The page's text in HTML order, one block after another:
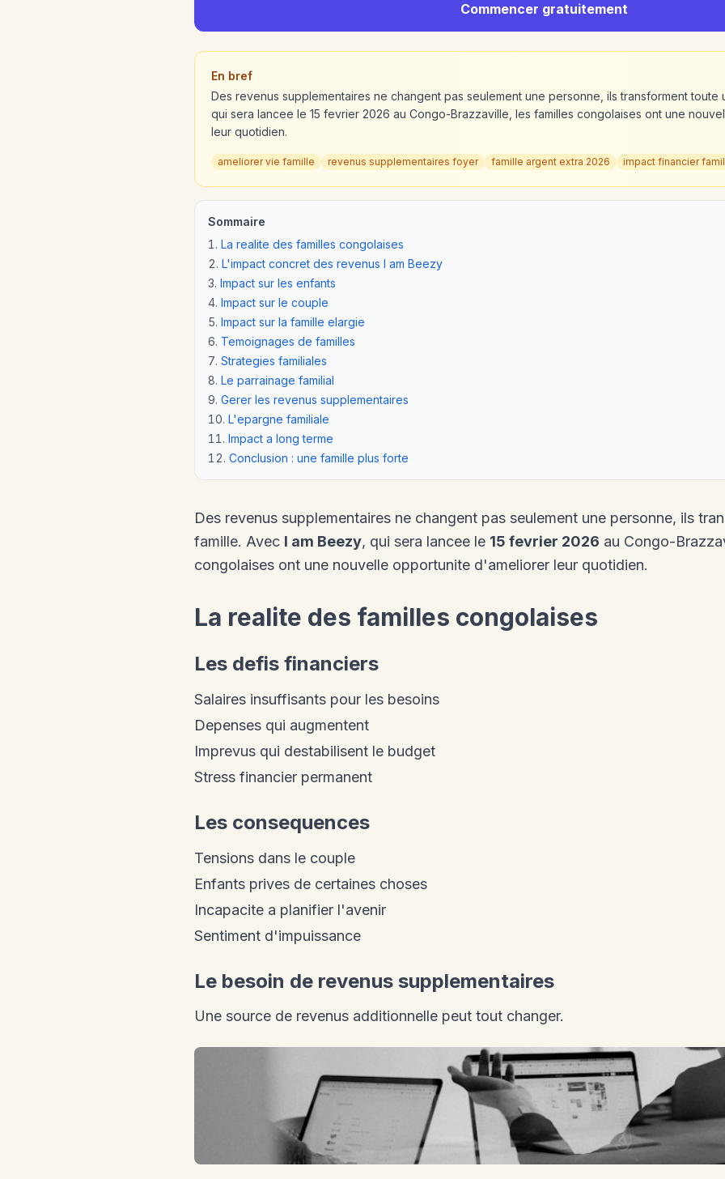
Commencer gratuitement
En bref
Des revenus supplementaires ne changent pas seulement une personne, ils transforment toute
qui sera lancee le 15 fevrier 2026 au Congo-Brazzaville, les familles congolaises ont une
leur quotidien.
ameliorer vie famille revenus supplementaires foyer famille argent extra 2026 impact financier
Sommaire
La realite des familles congolaises
L'impact concret des revenus I am Beezy
Impact sur les enfants
Impact sur le couple
Impact sur la famille elargie
Temoignages de familles
Strategies familiales
Le parrainage familial
Gerer les revenus supplementaires
L'epargne familiale
Impact a long terme
Conclusion : une famille plus forte
Des revenus supplementaires ne changent pas seulement une personne, ils
famille. Avec I am Beezy, qui sera lancee le 15 fevrier 2026 au Congo-
congolaises ont une nouvelle opportunite d'ameliorer leur quotidien.
La realite des familles congolaises
Les defis financiers
Salaires insuffisants pour les besoins
Depenses qui augmentent
Imprevus qui destabilisent le budget
Stress financier permanent
Les consequences
Tensions dans le couple
Enfants prives de certaines choses
Incapacite a planifier l'avenir
Sentiment d'impuissance
Le besoin de revenus supplementaires
Une source de revenus additionnelle peut tout changer.